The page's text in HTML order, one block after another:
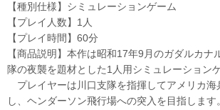
【種別仕様】シミュレーションゲーム
【プレイ人数】1人
【プレイ時間】60分
【商品説明】本作は昭和17年9月のガダルカナ
隊の夜襲を題材とした1人用シミュレーション
プレイヤーは川口支隊を指揮してアメリカ海
し、ヘンダーソン飛行場への突入を目指します。